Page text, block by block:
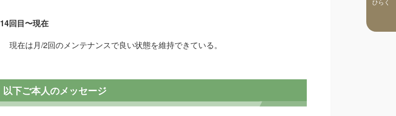
14回目〜現在
現在は月/2回のメンテナンスで良い状態を維持できている。
以下ご本人のメッセージ